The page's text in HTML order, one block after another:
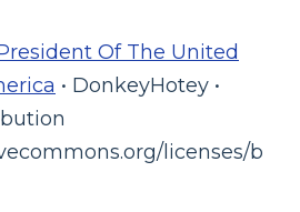
Of The United
• DonkeyHotey •
licenses/b